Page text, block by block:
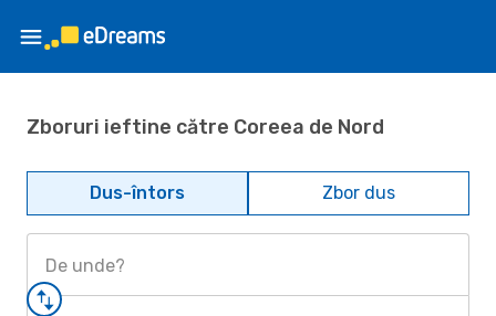
Zboruri ieftine către Coreea de Nord
Dus-întors Zbor dus
De unde?